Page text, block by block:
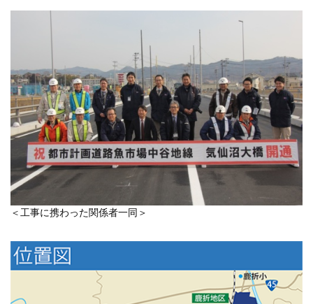
＜工事に携わった関係者一同＞